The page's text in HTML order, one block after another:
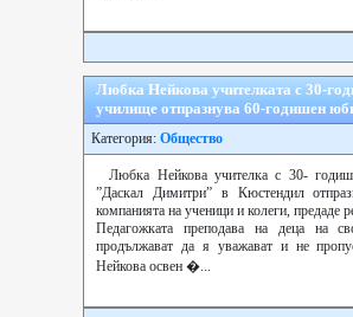
Любка Нейкова учителката с 30-
училище отпразнува 60-годишен
Категория: Общество
Любка Нейкова учителка с 30-
”Даскал Димитри” в Кюстендил
компанията на ученици и колеги, предаде
Педагожката преподава на деца на
продължават да я уважават и не
Нейкова освен �...